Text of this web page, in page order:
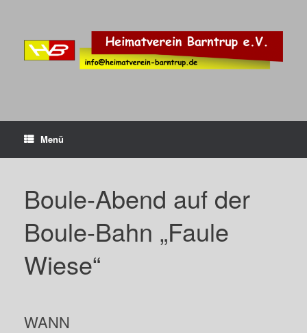
Menü
Boule-Abend auf der
Boule-Bahn „Faule
Wiese“
WANN